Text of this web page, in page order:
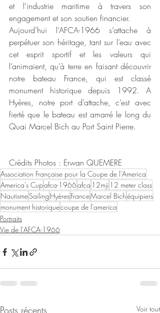
et l'industrie maritime à travers son
engagement et son soutien financier.
Aujourd’hui l’AFCA-1966 s’attache à
perpétuer son héritage, tant sur l’eau avec
cet esprit sportif et les valeurs qui
l’animaient, qu’à terre en faisant découvrir
notre bateau France, qui est classé
monument historique depuis 1992. A
Hyères, notre port d’attache, c’est avec
fierté que le bateau est amarré le long du
Quai Marcel Bich au Port Saint Pierre.
Crédits Photos : Erwan QUEMERE
Association Française pour la Coupe de l'America
America's Cupafca-1966afca 12mji 12 meter class
NautismeSailing HyèresFranceMarcel Bichéquipiers
monument historiquecoupe de l'america
Portraits
Vie de l'AFCA-1966
Posts récents Voir tout